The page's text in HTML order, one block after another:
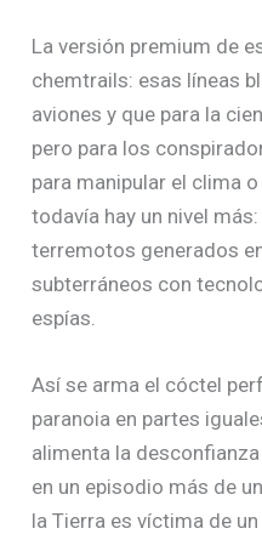
La versión premium de
chemtrails: esas líneas
aviones y que para la
pero para los
para manipular el clima
todavía hay un nivel
terremotos generados
subterráneos con
espías.
Así se arma el cóctel
paranoia en partes
alimenta la
en un episodio más de
la Tierra es víctima de